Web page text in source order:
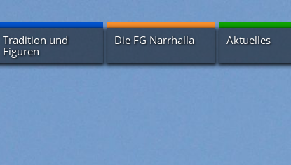
Tradition und
Figuren
Die FG Narrhalla Aktuelles